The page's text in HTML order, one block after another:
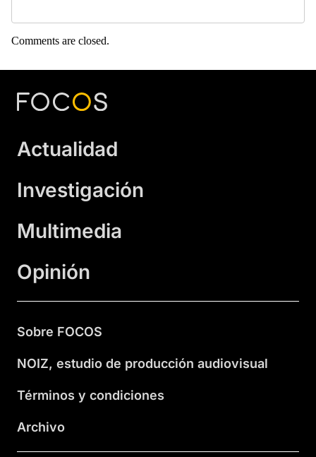
Comments are closed.
Actualidad
Investigación
Multimedia
Opinión
Sobre FOCOS
NOIZ, estudio de producción audiovisual
Términos y condiciones
Archivo